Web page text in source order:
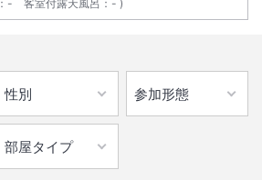
７分、山交バスターミナルより徒歩約3分、
な立地でビジネス・観光の拠点に最適！
： - 客室付露天風呂 ： -